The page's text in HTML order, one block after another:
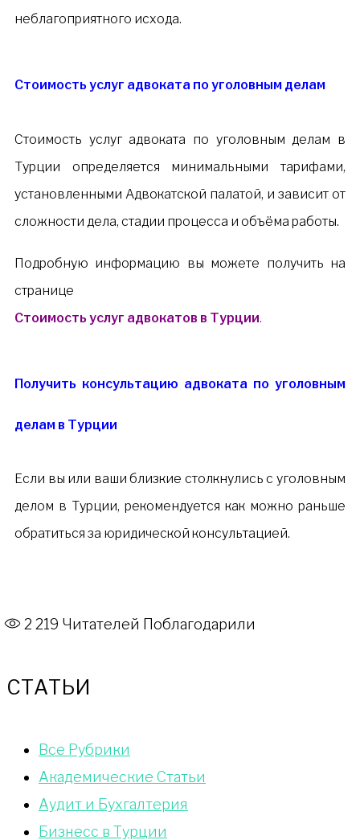
неблагоприятного исхода.
Стоимость услуг адвоката по уголовным делам
Стоимость услуг адвоката по уголовным делам в
Турции определяется минимальными тарифами,
установленными Адвокатской палатой, и зависит от
сложности дела, стадии процесса и объёма работы.
Подробную информацию вы можете получить на
странице
Стоимость услуг адвокатов в Турции.
Получить консультацию адвоката по уголовным
делам в Турции
Если вы или ваши близкие столкнулись с уголовным
делом в Турции, рекомендуется как можно раньше
обратиться за юридической консультацией.
2 219 Читателей Поблагодарили
СТАТЬИ
Bce Pyбрики
Академические Статьи
Аудит и Бухгалтерия
Бизнесс в Турции